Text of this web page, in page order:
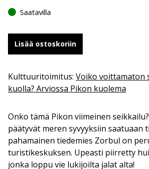
Saatavilla
Lisää ostoskoriin
Kulttuuritoimitus: Voiko voittamaton
kuolla? Arviossa Pikon kuolema
Onko tämä Pikon viimeinen
päätyvät meren syvyyksiin saatuaan
pahamainen tiedemies Zorbul on
turistikeskuksen. Upeasti piirretty
jonka loppu vie lukijoilta jalat alta!